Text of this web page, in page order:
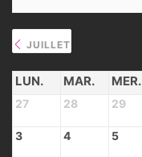
JUILLET
LUN. MAR. MER.
27 28 29
3 4 5